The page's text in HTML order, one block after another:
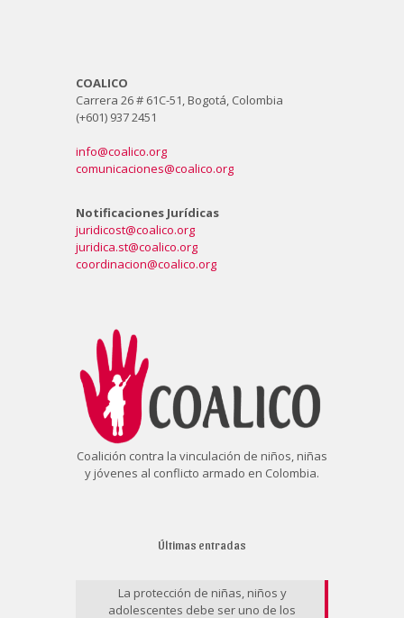
COALICO
Carrera 26 # 61C-51, Bogotá, Colombia
(+601) 937 2451
info@coalico.org
comunicaciones@coalico.org
Notificaciones Jurídicas
juridicost@coalico.org
juridica.st@coalico.org
coordinacion@coalico.org
Coalición contra la vinculación de niños, niñas
y jóvenes al conflicto armado en Colombia.
Últimas entradas
La protección de niñas, niños y
adolescentes debe ser uno de los